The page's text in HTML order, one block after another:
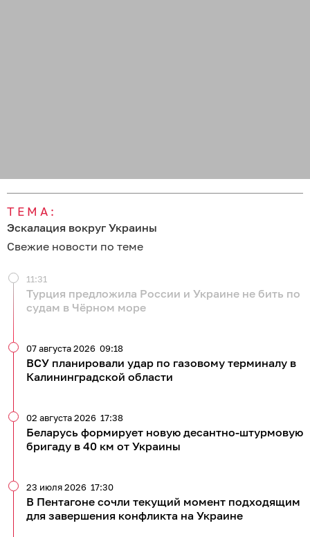
ТЕМА:
Эскалация вокруг Украины
Свежие новости по теме
Турция предложила России и Украине не бить по
судам в Чёрном море
11:31
ВСУ планировали удар по газовому терминалу в
Калининградской области
07 августа 2026 09:18
Беларусь формирует новую десантно-штурмовую
бригаду в 40 км от Украины
02 августа 2026 17:38
В Пентагоне сочли текущий момент подходящим
для завершения конфликта на Украине
23 июля 2026 17:30